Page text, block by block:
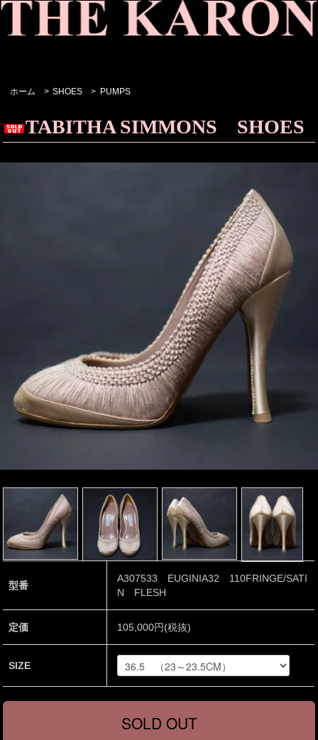
ホーム > SHOES > PUMPS
TABITHA SIMMONS SHOES
型番
A307533 EUGINIA32 110FRINGE/SATI
N FLESH
定価 105,000円(税抜)
SIZE